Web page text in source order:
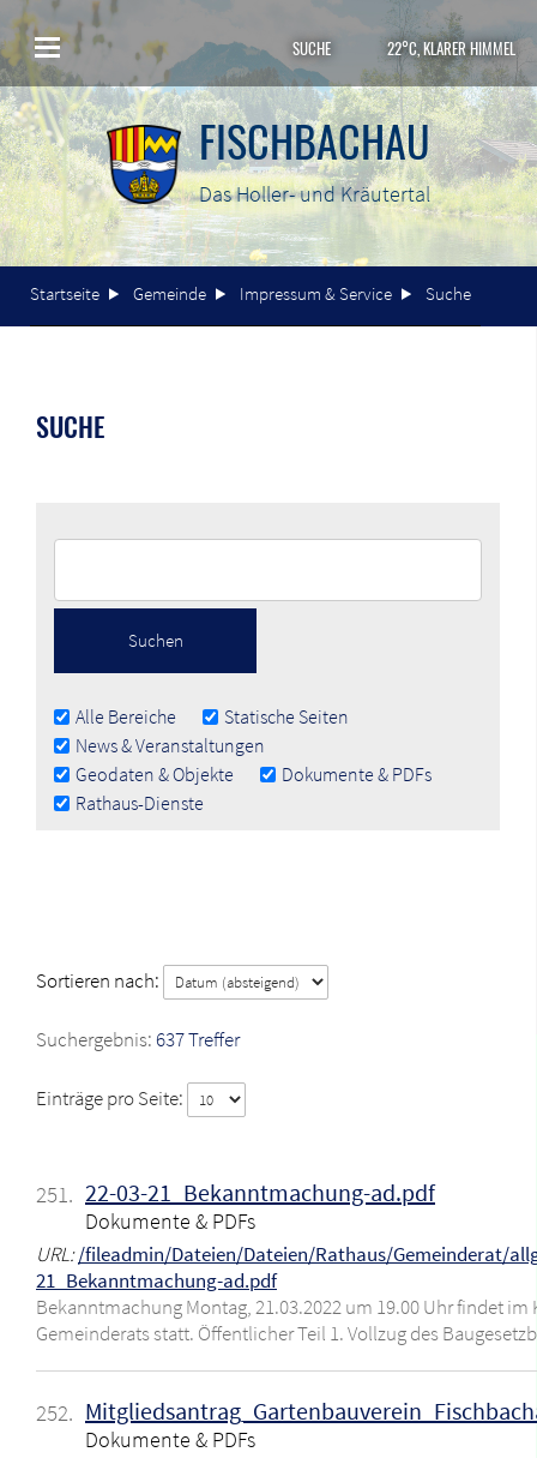
FISCHBACHAU
Das Holler- und Kräutertal
Startseite Gemeinde Impressum & Service Suche
SUCHE 22°C, KLARER HIMMEL
SUCHE
Alle Bereiche
Statische Seiten
News & Veranstaltungen
Geodaten & Objekte
Dokumente & PDFs
Rathaus-Dienste
Sortieren nach:
637 Treffer
Einträge pro Seite:
251. 22-03-21_Bekanntmachung-ad.pdf
Dokumente & PDFs
URL:/fileadmin/Dateien/Dateien/Rathaus/Gemeinderat/
21_Bekanntmachung-ad.pdf
Bekanntmachung Montag, 21.03.2022 um 19.00 Uhr findet
Gemeinderats statt. Öffentlicher Teil 1. Vollzug des
252.
Dokumente & PDFs